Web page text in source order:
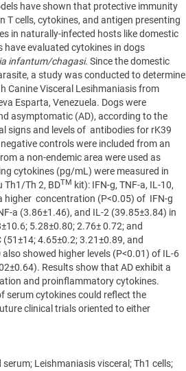
have shown that protective immunity
T cells, cytokines, and antigen presenting
in naturally-infected hosts like domestic
evaluated cytokines in dogs
infantum/chagasi. Since the domestic
a study was conducted to determine
Canine Visceral Lesihmaniasis from
Esparta, Venezuela. Dogs were
asymptomatic (AD), according to the
signs and levels of antibodies for rK39
controls were included from an
a non-endemic area were used as
cytokines (pg/mL) were measured in
Th1/Th 2, BDTM kit): IFN-g, TNF-a, IL-10,
higher concentration (P<0.05) of IFN-g
a (3.86±1.46), and IL-2 (39.85±3.84) in
5.28±0.80; 2.76± 0.72; and
4.65±0.2; 3.21±0.89, and
showed higher levels (P<0.01) of IL-6
Results show that AD exhibit a
and proinflammatory cytokines.
serum cytokines could reflect the
clinical trials oriented to either
serum; Leishmaniasis visceral; Th1 cells;